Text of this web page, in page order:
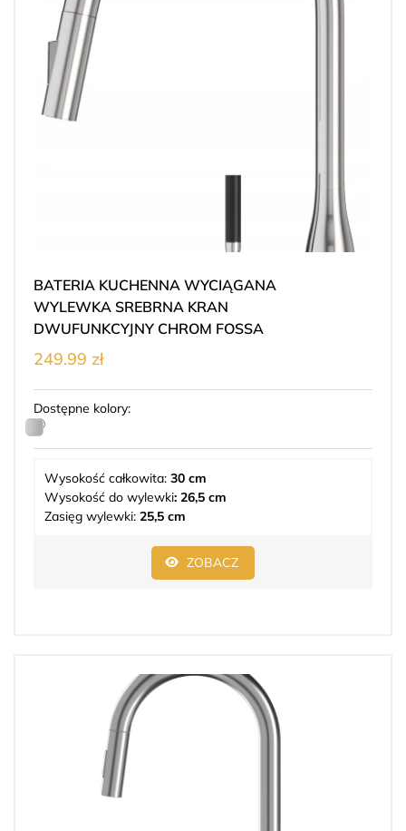
BATERIA KUCHENNA WYCIĄGANA
WYLEWKA SREBRNA KRAN
DWUFUNKCYJNY CHROM FOSSA
249.99 zł
Dostępne kolory:
Wysokość całkowita: 30 cm
Wysokość do wylewki: 26,5 cm
Zasięg wylewki: 25,5 cm
ZOBACZ